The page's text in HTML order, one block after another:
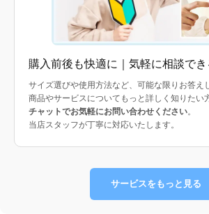
購入前後も快適に｜気軽に相談でき
サイズ選びや使用方法など、可能な限りお答え
商品やサービスについてもっと詳しく知りたい
チャットでお気軽にお問い合わせください。
当店スタッフが丁寧に対応いたします。
サービスをもっと見る